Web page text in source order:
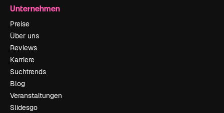
Unternehmen
Preise
Über uns
Reviews
Karriere
Suchtrends
Blog
Veranstaltungen
Slidesgo